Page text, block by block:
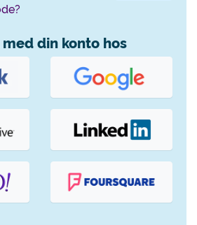
din konto hos